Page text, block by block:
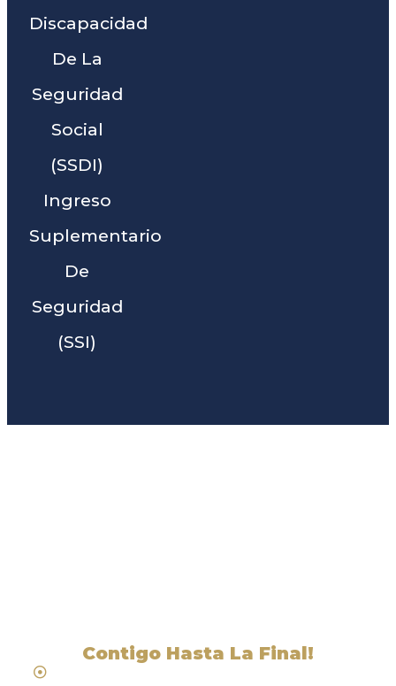
Discapacidad
De La
Seguridad
Social
(SSDI)
Ingreso
Suplementario
De
Seguridad
(SSI)
Contigo Hasta La Final!